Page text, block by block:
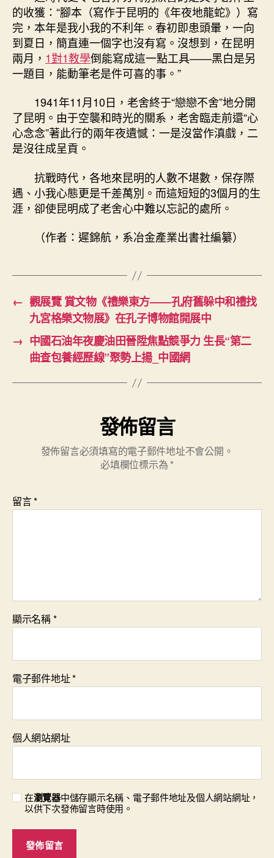
的收獲：“腳本（寫作于昆明的《年夜地龍蛇》）寫
完，本年是我小我的不利年。春初即患頭暈，一向
到夏日，簡直連一個字也沒有寫。沒想到，在昆明
兩月， 1對1教學倒能寫成這一點工具——黑白是另
一題目，能動筆老是件可喜的事。”
1941年11月10日，老舍終于“戀戀不舍”地分開
了昆明。由于空襲和時光的關系，老舍臨走前還“心
心念念”著此行的兩年夜遺憾：一是沒當作滇戲，二
是沒往成呈貢。
抗戰時代，各地來昆明的人數不堪數，保存際
遇、小我心態更是千差萬別。而這短短的3個月的生
涯，卻使昆明成了老舍心中難以忘記的處所。
（作者：遲錦航，系冶金產業出書社編纂）
← 觀展覽 賞文物《禮樂東方——孔府舊躲中和禮找
九宮格樂文物展》在孔子博物館開展中
→ 中國石油年夜慶油田晉陞焦點競爭力 生長“第二
曲查包養經歷線”聚勢上揚_中國網
發佈留言
發佈留言必須填寫的電子郵件地址不會公開。
必填欄位標示為 *
留言*
顯示名稱*
電子郵件地址*
個人網站網址
在瀏覽器中儲存顯示名稱、電子郵件地址及個人網站網址，
以供下次發佈留言時使用。